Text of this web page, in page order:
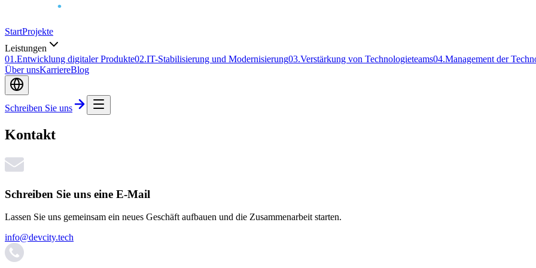
StartProjekte
Leistungen
01 .Entwicklung digitaler Produkte02.IT-Stabilisierung und Modernisierung03.Verstärkung von Technologieteams04.Management der
Über unsKarriereBlog
Schreiben Sie uns
Kontakt
Schreiben Sie uns eine E-Mail
Lassen Sie uns gemeinsam ein neues Geschäft aufbauen und die Zusammenarbeit starten.
info@devcity.tech